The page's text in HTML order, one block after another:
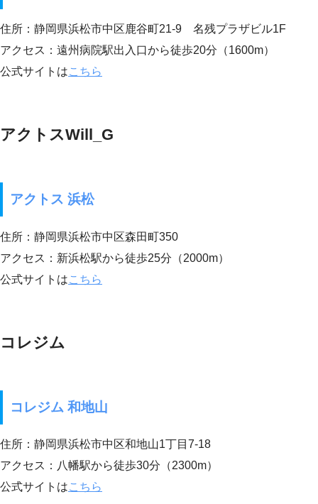
住所：静岡県浜松市中区鹿谷町21-9 名残プラザビル1F
アクセス：遠州病院駅出入口から徒歩20分（1600m）
公式サイトはこちら
アクトスWill_G
アクトス 浜松
住所：静岡県浜松市中区森田町350
アクセス：新浜松駅から徒歩25分（2000m）
公式サイトはこちら
コレジム
コレジム 和地山
住所：静岡県浜松市中区和地山1丁目7-18
アクセス：八幡駅から徒歩30分（2300m）
公式サイトはこちら